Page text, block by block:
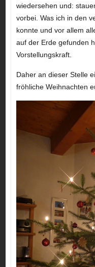
wiedersehen und:
vorbei. Was ich in den
konnte und vor allem
auf der Erde gefunden
Vorstellungskraft.
Daher an dieser Stelle
fröhliche Weihnachten